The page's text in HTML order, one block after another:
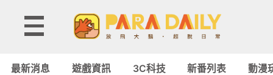
最新消息 遊戲資訊 3C科技 新番列表 動漫